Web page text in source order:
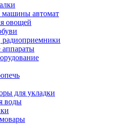
машины автомат
овощей
радиоприемники
для укладки
воды